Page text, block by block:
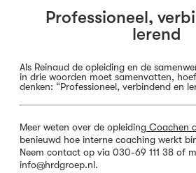
Professioneel,
lerend
Als Reinaud de opleiding en de
in drie woorden moet samenvatten,
denken: “Professioneel, verbindend en
Meer weten over de opleiding Coachen
benieuwd hoe interne coaching werkt
Neem contact op via 030-69 111 38 of
info@hrdgroep.nl.